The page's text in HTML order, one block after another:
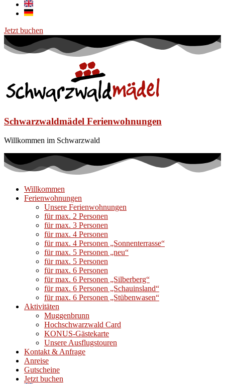
Jetzt buchen
Schwarzwaldmädel Ferienwohnungen
Willkommen im Schwarzwald
Willkommen
Ferienwohnungen
Unsere Ferienwohnungen
für max. 2 Personen
für max. 3 Personen
für max. 4 Personen
für max. 4 Personen „Sonnenterrasse“
für max. 5 Personen „neu“
für max. 5 Personen
für max. 6 Personen
für max. 6 Personen „Silberberg“
für max. 6 Personen „Schauinsland“
für max. 6 Personen „Stübenwasen“
Aktivitäten
Muggenbrunn
Hochschwarzwald Card
KONUS-Gästekarte
Unsere Ausflugstouren
Kontakt & Anfrage
Anreise
Gutscheine
Jetzt buchen